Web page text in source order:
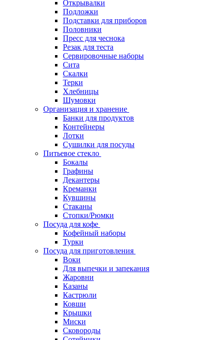
Открывалки
Подложки
Подставки для приборов
Половники
Пресс для чеснока
Резак для теста
Сервировочные наборы
Сита
Скалки
Терки
Хлебницы
Шумовки
Организация и хранение
Банки для продуктов
Контейнеры
Лотки
Сушилки для посуды
Питьевое стекло
Бокалы
Графины
Декантеры
Креманки
Кувшины
Стаканы
Стопки/Рюмки
Посуда для кофе
Кофейный наборы
Турки
Посуда для приготовления
Воки
Для выпечки и запекания
Жаровни
Казаны
Кастрюли
Ковши
Крышки
Миски
Сковороды